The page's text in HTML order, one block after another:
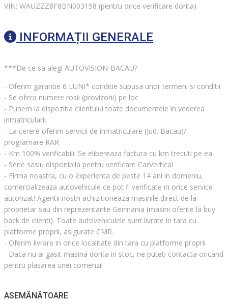
VIN: WAUZZZ8F8BN003158 (pentru orice verificare dorita)
INFORMAȚII GENERALE
***De ce sa alegi AUTOVISION-BACAU?
- Oferim garantie 6 LUNI* conditie supusa unor termeni si conditii
- Se ofera numere rosii (provizorii) pe loc
- Punem la dispozitia clientului toate documentele in vederea
inmatricularii.
- La cerere oferim servicii de inmatriculare (Jud. Bacau)/
programare RAR
- Km 100% verificabili. Se elibereaza factura cu km trecuti pe ea
- Serie sasiu disponibila pentru verificare CarVertical
- Firma noastra, cu o experienta de peste 14 ani in domeniu,
comercializeaza autovehicule ce pot fi verificate in orice service
autorizat! Agentii nostri achizitioneaza masinile direct de la
proprietar sau din reprezentante Germania (masini oferite la buy
back de clienti). Toate autovehiculele sunt livrate in tara cu
platforme proprii, asigurate CMR.
- Oferim livrare in orice localitate din tara cu platforme proprii
- Daca nu ai gasit masina dorita in stoc, ne puteti contacta oricand
pentru plasarea unei comenzi!
ASEMĂNĂTOARE